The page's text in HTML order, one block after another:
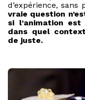
d’expérience,
vraie question
si l’animation
dans quel
de juste.